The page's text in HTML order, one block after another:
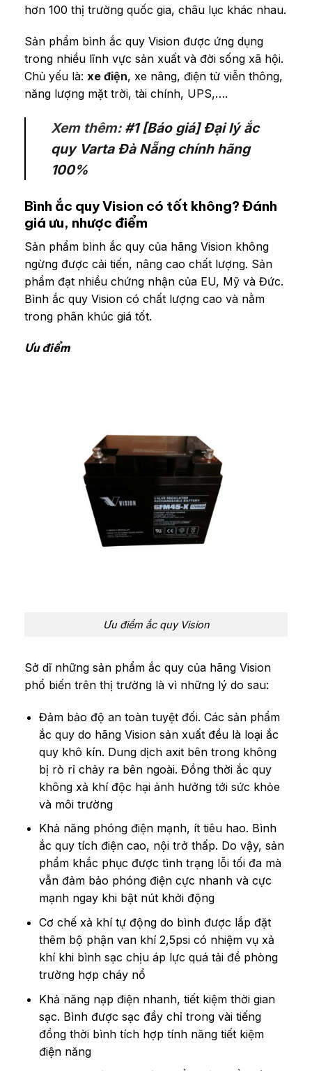
hơn 100 thị trường quốc gia, châu lục khác nhau.
Sản phẩm bình ắc quy Vision được ứng dụng
trong nhiều lĩnh vực sản xuất và đời sống xã hội.
Chủ yếu là: xe điện, xe nâng, điện tử viễn thông,
năng lượng mặt trời, tài chính, UPS,….
Xem thêm: #1 [Báo giá] Đại lý ắc
quy Varta Đà Nẵng chính hãng
100%
Bình ắc quy Vision có tốt không? Đánh
giá ưu, nhược điểm
Sản phẩm bình ắc quy của hãng Vision không
ngừng được cải tiến, nâng cao chất lượng. Sản
phẩm đạt nhiều chứng nhận của EU, Mỹ và Đức.
Bình ắc quy Vision có chất lượng cao và nằm
trong phân khúc giá tốt.
Ưu điểm
Ưu điểm ắc quy Vision
Sở dĩ những sản phẩm ắc quy của hãng Vision
phổ biến trên thị trường là vì những lý do sau:
Đảm bảo độ an toàn tuyệt đối. Các sản phẩm
ắc quy do hãng Vision sản xuất đều là loại ắc
quy khô kín. Dung dịch axit bên trong không
bị rò rỉ chảy ra bên ngoài. Đồng thời ắc quy
không xả khí độc hại ảnh hưởng tới sức khỏe
và môi trường
Khả năng phóng điện mạnh, ít tiêu hao. Bình
ắc quy tích điện cao, nội trở thấp. Do vậy, sản
phẩm khắc phục được tình trạng lỗi tối đa mà
vẫn đảm bảo phóng điện cực nhanh và cực
mạnh ngay khi bật nút khởi động
Cơ chế xả khí tự động do bình được lắp đặt
thêm bộ phận van khí 2,5psi có nhiệm vụ xả
khí khi bình sạc chịu áp lực quá tải đề phòng
trường hợp cháy nổ
Khả năng nạp điện nhanh, tiết kiệm thời gian
sạc. Bình được sạc đầy chỉ trong vài tiếng
đồng thời bình tích hợp tính năng tiết kiệm
điện năng